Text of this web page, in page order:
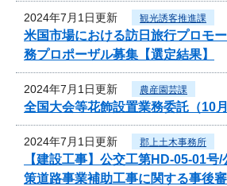
2024年7月1日更新 観光誘客推進課
米国市場における訪日旅行プロモ
務プロポーザル募集【選定結果】
2024年7月1日更新 農産園芸課
全国大会等花飾設置業務委託（10月
2024年7月1日更新 郡上土木事務所
【建設工事】公交工第HD-05-01
策道路事業補助工事に関する事後